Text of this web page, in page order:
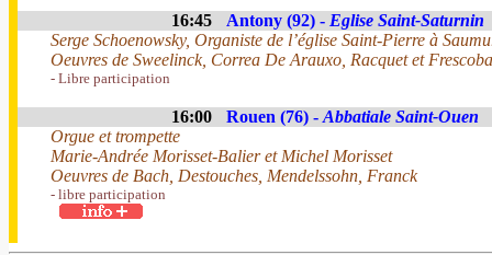
16:45 Antony (92) - Eglise Saint-Saturnin
Serge Schoenowsky, Organiste de l’église Saint-Pierre à
Oeuvres de Sweelinck, Correa De Arauxo, Racquet et
- Libre participation
16:00 Rouen (76) - Abbatiale Saint-Ouen
Orgue et trompette
Marie-Andrée Morisset-Balier et Michel Morisset
Oeuvres de Bach, Destouches, Mendelssohn, Franck
- libre participation